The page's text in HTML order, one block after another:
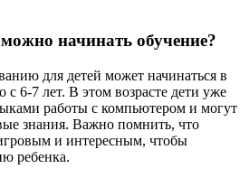
начинать обучение?
для детей может начинаться в
с 6-7 лет. В этом возрасте дети уже
работы с компьютером и могут
знания. Важно помнить, что
и интересным, чтобы
ребенка.